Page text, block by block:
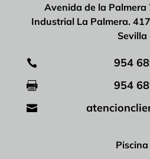
Avenida de la Palmera
Industrial La Palmera.
Sevilla
 954
 954

Piscina